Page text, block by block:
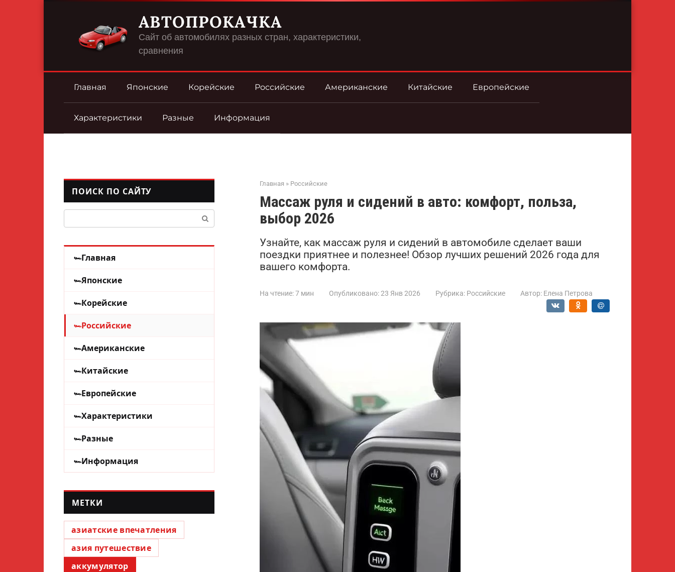
АВТОПРОКАЧКА
Сайт об автомобилях разных стран, характеристики,
сравнения
Главная Японские Корейские Российские Американские Китайские Европейские
Характеристики Разные Информация
Главная » Российские
Массаж руля и сидений в авто: комфорт, польза,
выбор 2026
Узнайте, как массаж руля и сидений в автомобиле сделает ваши
поездки приятнее и полезнее! Обзор лучших решений 2026 года для
вашего комфорта.
На чтение:7 мин Опубликовано:23 Янв 2026 Рубрика: Российские Автор: Елена Петрова
ПОИСК ПО САЙТУ
Главная
Японские
Корейские
Российские
Американские
Китайские
Европейские
Характеристики
Разные
Информация
МЕТКИ
азиатские впечатления
азия путешествие
аккумулятор